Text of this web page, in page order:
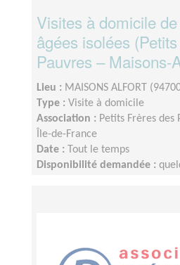
Visites à domicile
âgées isolées
Pauvres – Maisons-
Lieu : MAISONS ALFORT
Type : Visite à domicile
Association : Petits Frères des
Île-de-France
Date :
Tout le temps
Disponibilité demandée :